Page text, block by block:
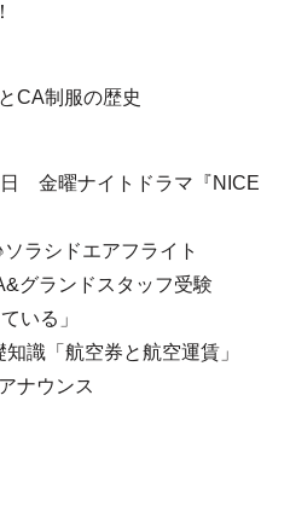
CA制服の歴史
金曜ナイトドラマ『NICE
ラシドエアフライト
グランドスタッフ受験
いる」
識「航空券と航空運賃」
ナウンス